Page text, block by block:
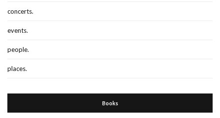
concerts.
events.
people.
places.
Books